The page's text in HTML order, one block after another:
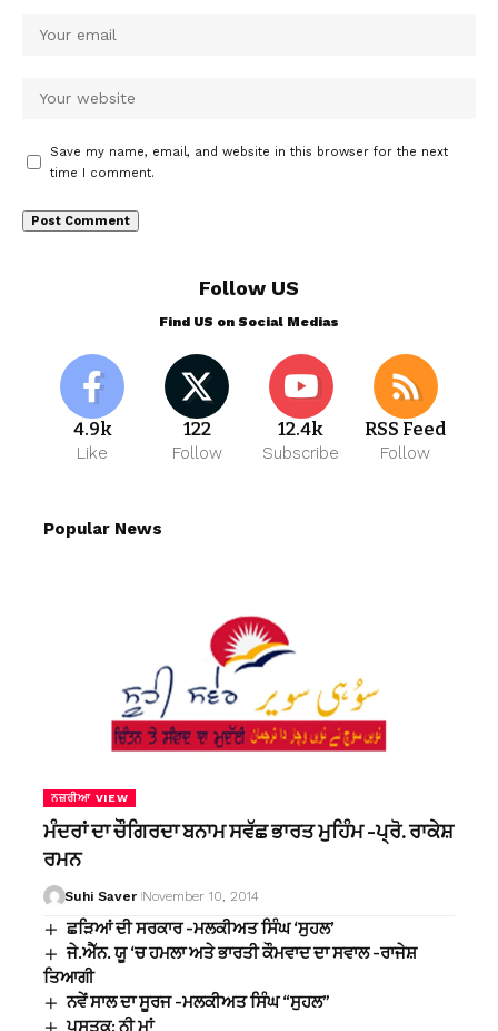
Save my name, email, and website in this browser for the next
time I comment.
Follow US
Find US on Social Medias
4.9k
Like
122
Follow
12.4k
Subscribe
RSS Feed
Follow
Popular News
ਨਜ਼ਰੀਆ VIEW
ਮੰਦਰਾਂ ਦਾ ਚੌਗਿਰਦਾ ਬਨਾਮ ਸਵੱਛ ਭਾਰਤ ਮੁਹਿੰਮ -ਪ੍ਰੋ. ਰਾਕੇਸ਼
ਰਮਨ
Suhi Saver November 10, 2014
ਛੜਿਆਂ ਦੀ ਸਰਕਾਰ -ਮਲਕੀਅਤ ਸਿੰਘ ‘ਸੁਹਲ’
ਜੇ.ਐੱਨ. ਯੂ ‘ਚ ਹਮਲਾ ਅਤੇ ਭਾਰਤੀ ਕੌਮਵਾਦ ਦਾ ਸਵਾਲ -ਰਾਜੇਸ਼
ਤਿਆਗੀ
ਨਵੇਂ ਸਾਲ ਦਾ ਸੂਰਜ -ਮਲਕੀਅਤ ਸਿੰਘ “ਸੁਹਲ”
ਪੁਸਤਕ: ਨੀ ਮਾਂ